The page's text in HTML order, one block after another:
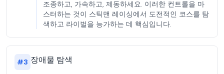
조종하고, 가속하고, 제동하세요. 이러한 컨트롤을 마
스터하는 것이 스틱맨 레이싱에서 도전적인 코스를 탐
색하고 라이벌을 능가하는 데 핵심입니다.
#3 장애물 탐색